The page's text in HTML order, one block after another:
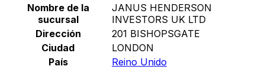
Nombre de la
sucursal
JANUS HENDERSON
INVESTORS UK LTD
Dirección
201 BISHOPSGATE
Ciudad
LONDON
País
Reino Unido